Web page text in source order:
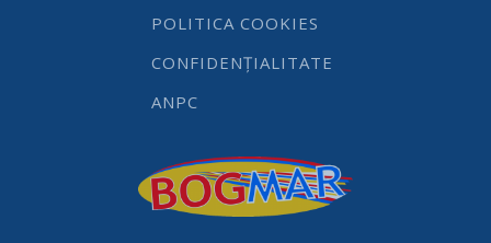
POLITICA COOKIES
CONFIDENȚIALITATE
ANPC